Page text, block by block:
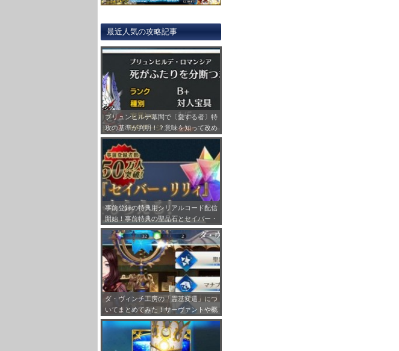
最近人気の攻略記事
ブリュンヒルデ幕間で〔愛する者〕特
攻の基準が判明！？意味を知って改め
て刺さる対象の鯖見ると感慨深いもの
が…
事前登録の特典用シリアルコード配信
開始！事前特典の聖晶石とセイバー・
リリィの受け取り方法をまとめてみ
た！
ダ・ヴィンチ工房の「霊基変還」につ
いてまとめてみた！サーヴァントや概
念礼装をQPに変えられえるぞ！